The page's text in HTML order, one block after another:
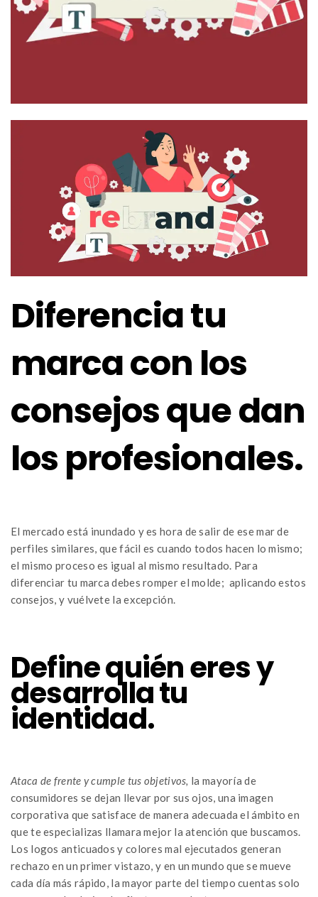
Diferencia tu
marca con los
consejos que dan
los profesionales.
El mercado está inundado y es hora de salir de ese mar de
perfiles similares, que fácil es cuando todos hacen lo mismo;
el mismo proceso es igual al mismo resultado. Para
diferenciar tu marca debes romper el molde; aplicando estos
consejos, y vuélvete la excepción.
Define quién eres y
desarrolla tu
identidad.
Ataca de frente y cumple tus objetivos, la mayoría de
consumidores se dejan llevar por sus ojos, una imagen
corporativa que satisface de manera adecuada el ámbito en
que te especializas llamara mejor la atención que buscamos.
Los logos anticuados y colores mal ejecutados generan
rechazo en un primer vistazo, y en un mundo que se mueve
cada día más rápido, la mayor parte del tiempo cuentas solo